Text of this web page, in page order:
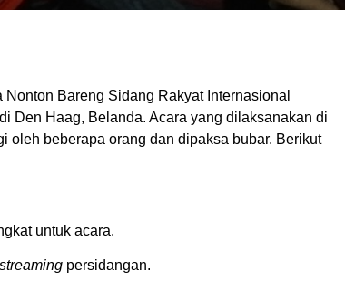
Bareng Sidang Rakyat Internasional
Den Haag, Belanda. Acara yang dilaksanakan di
oleh beberapa orang dan dipaksa bubar. Berikut
untuk acara.
persidangan.